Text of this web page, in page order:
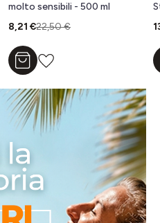
Stanchezza Mentale e Fisica,
utile in caso di spossatezza -
20 Bustine
13,95 €25,00 €
Aggiungi al carrello